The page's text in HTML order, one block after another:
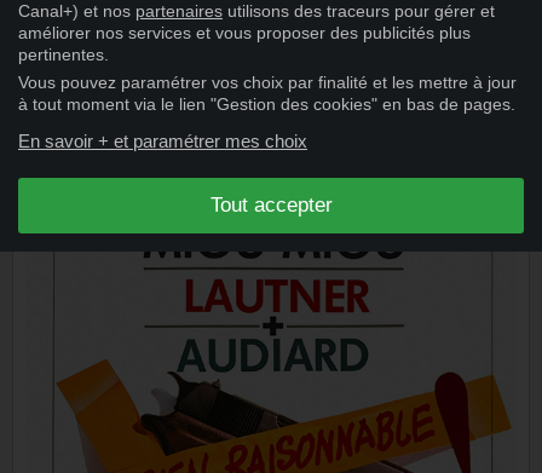
+
15:11 CINÉMA
Canal+) et nos partenaires utilisons des traceurs pour gérer et
améliorer nos services et vous proposer des publicités plus
pertinentes.
Vous pouvez paramétrer vos choix par finalité et les mettre à jour
à tout moment via le lien "Gestion des cookies" en bas de pages.
En savoir + et paramétrer mes choix
Tout accepter